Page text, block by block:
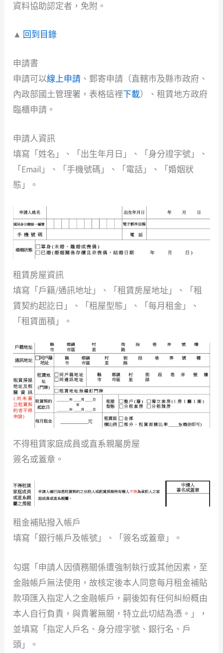
資料協助認定者，免附。
▲ 回到目錄
申請書
申請可以線上申請 、郵寄申請（直轄市及縣市政府、
內政部國土管理署，表格這裡下載）、租賃地方政府
臨櫃申請。
申請人資訊
填寫「姓名」、「出生年月日」、「身分證字號」、
「Email」、「手機號碼」、「電話」、「婚姻狀
態」。
租賃房屋資訊
填寫「戶籍/通訊地址」、「租賃房屋地址」、「租
賃契約起訖日」、「租屋型態」、「每月租金」、
「租賃面積」。
不得租賃家庭成員或直系親屬房屋
簽名或蓋章。
租金補貼撥入帳戶
填寫「銀行帳戶及帳號」、「簽名或蓋章」。
勾選「申請人因債務關係遭強制執行或其他因素，至
金融帳戶無法使用，故核定後本人同意每月租金補貼
款項匯入指定人之金融帳戶，嗣後如有任何糾紛概由
本人自行負責，與貴署無關，特立此切結為憑。」，
並填寫「指定人戶名、身分證字號、銀行名、戶
頭」。